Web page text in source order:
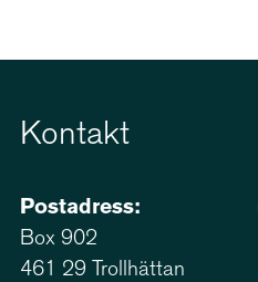
Kontakt
Postadress:
Box 902
461 29 Trollhättan